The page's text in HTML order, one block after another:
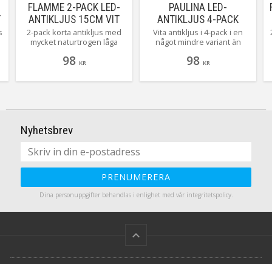
FLAMME 2-PACK LED-
ANTIKLJUS 15CM VIT
2-pack korta antikljus med
mycket naturtrogen låga
sken. Givetvis har de en
enkelt att bestämma när de
98 KR
PAULINA LED-
ANTIKLJUS 4-PACK
15,5CM VIT
Vita antikljus i 4-pack i en
något mindre variant än
låga som skapar en mysig
en mindre ljusstake eller
98 KR
Nyhetsbrev
PRENUMERERA
Dina personuppgifter behandlas i enlighet med vår integritetspolicy.
keyboard_arrow_up